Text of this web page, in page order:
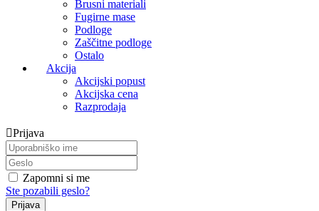
Brusni materiali
Fugirne mase
Podloge
Zaščitne podloge
Ostalo
Akcija
Akcijski popust
Akcijska cena
Razprodaja
Prijava
Zapomni si me
Ste pozabili geslo?